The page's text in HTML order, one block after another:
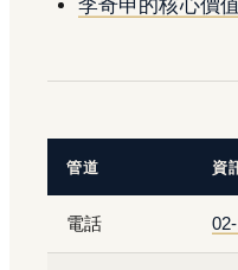
李奇申的核心價
管道 資
電話